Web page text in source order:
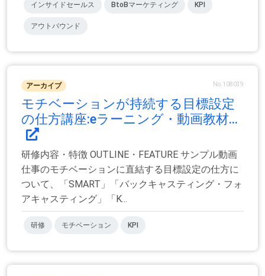
インサイドセールス BtoBマーケティング KPI
アウトバウンド
アーカイブ No.108039
モチベーションが持続する目標設定
の仕方講座:eラーニング・動画教材...
研修内容・特徴 OUTLINE・FEATURE サンプル動画
仕事のモチベーションに直結する目標設定の仕方に
ついて、「SMART」「バックキャスティング・フォ
アキャスティング」「K...
研修 モチベーション KPI